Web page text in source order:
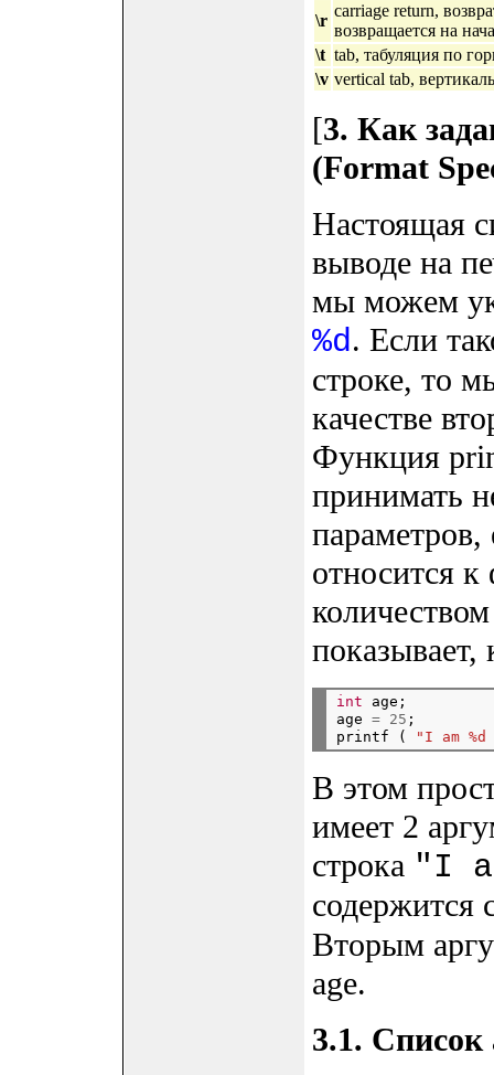
\r
carriage return,
возвращается на
\t tab, табуляция по
\v vertical tab,
[3. Как
(Format
Настоящая
выводе на
мы можем
%d. Если
строке, то
качестве
Функция
принимать
относится
показывает,
int age;
age = 25 ;
printf (
"I am
В этом
имеет 2
строка "I
содержится
Вторым
age.
3.1. Список